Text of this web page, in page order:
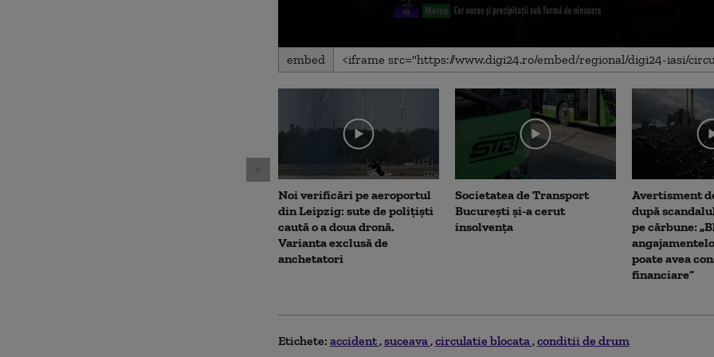
0
seconds
1
secondsVolume
embed
Noi verificări pe aeroportul
din Leipzig: sute de polițiști
caută o a doua dronă.
Varianta exclusă de
anchetatori
Societatea de Transport
București și-a cerut
insolvența
Avertisment
după
pe cărbune:
poate avea
financiare”
Etichete: accident suceava circulatie blocata conditii de drum